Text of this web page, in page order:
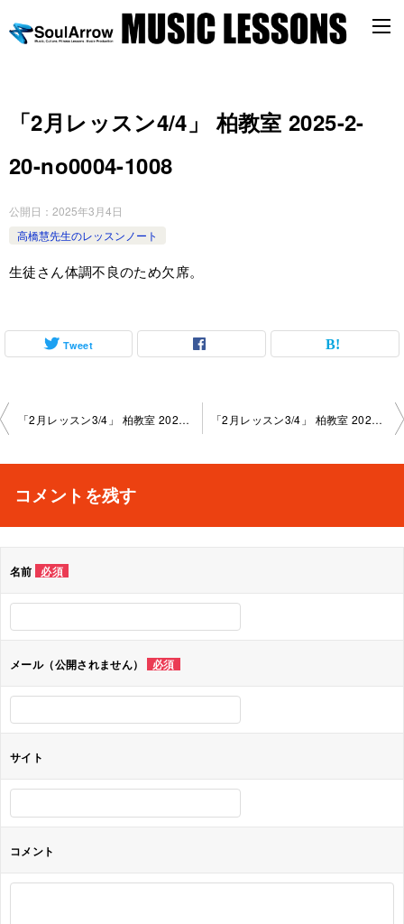
「2月レッスン4/4」 柏教室 2025-2-
20-no0004-1008
公開日： 2025年3月4日
高橋慧先生のレッスンノート
生徒さん体調不良のため欠席。
Tweet
投
ビ
シ
ョ
ン
「2月レッスン3/4」 柏教室 2025-2-20-no0004-1008 「2月レッスン3/4」 柏教室 2025-2-26-no0004-1013
コメントを残す
名前 必須
メール（公開されません） 必須
サイト
コメント